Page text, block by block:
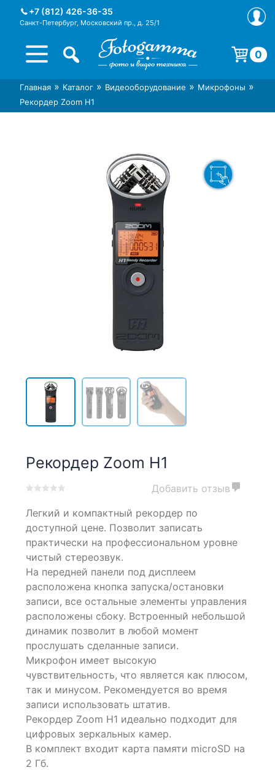
+7 (812) 426-36-35
Санкт-Петербург, Московский пр., д. 25/1
Интернет-магазин фототехники
Магазин фотоаксессуаров foto-
0
Корзина пуста.
Главная » Каталог » Видеооборудование » Микрофоны »
Рекордер Zoom H1
Рекордер Zoom H1
out
based
on
customer
ratings
Добавить отзыв
Легкий и компактный рекордер по
доступной цене. Позволит записать
практически на профессиональном уровне
чистый стереозвук.
На передней панели под дисплеем
расположена кнопка запуска/остановки
записи, все остальные элементы управления
расположены сбоку. Встроенный небольшой
динамик позволит в любой момент
прослушать сделанные записи.
Микрофон имеет высокую
чувствительность, что является как плюсом,
так и минусом. Рекомендуется во время
записи использовать штатив.
Рекордер Zoom H1 идеально подходит для
цифровых зеркальных камер.
В комплект входит карта памяти microSD на
2 Гб.